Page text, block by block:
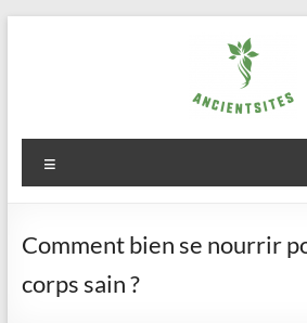
ancientsites.eu
Comment bien se nourrir
corps sain ?